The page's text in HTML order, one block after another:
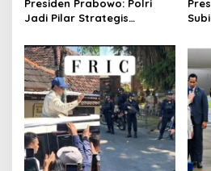
Presiden Prabowo: Polri
Jadi Pilar Strategis
Bergizi Gratis dan
Pembangunan Nasional